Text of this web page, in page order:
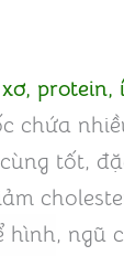
protein,
chứa
tốt,
hình, ngũ